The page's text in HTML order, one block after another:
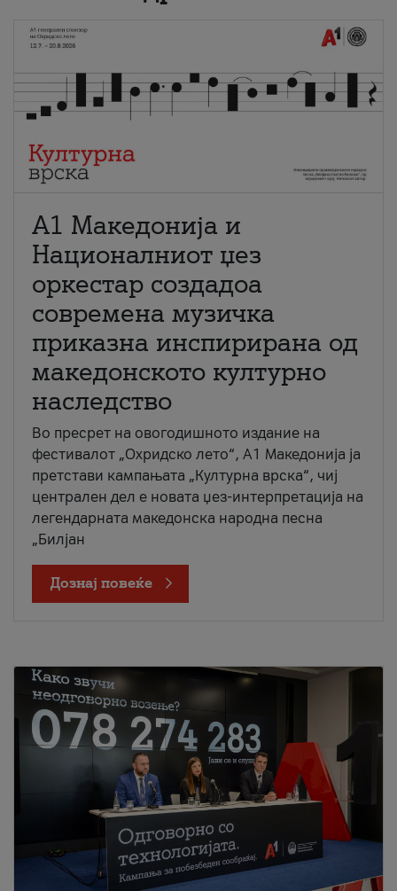
А1 Македонија и
Националниот џез
оркестар создадоа
современа музичка
приказна инспирирана од
македонското културно
наследство
Во пресрет на овогодишното издание на
фестивалот „Охридско лето“, А1 Македонија ја
претстави кампањата „Културна врска“, чиј
централен дел е новата џез-интерпретација на
легендарната македонска народна песна
„Билјан
Дознај повеќе